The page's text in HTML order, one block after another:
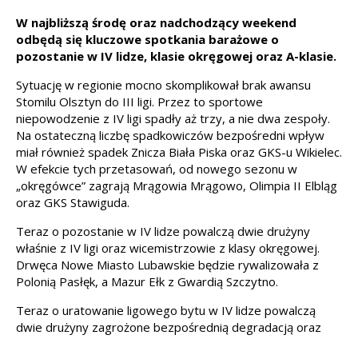
W najbliższą środę oraz nadchodzący weekend
odbędą się kluczowe spotkania barażowe o
pozostanie w IV lidze, klasie okręgowej oraz A-klasie.
Sytuację w regionie mocno skomplikował brak awansu
Stomilu Olsztyn do III ligi. Przez to sportowe
niepowodzenie z IV ligi spadły aż trzy, a nie dwa zespoły.
Na ostateczną liczbę spadkowiczów bezpośredni wpływ
miał również spadek Znicza Biała Piska oraz GKS-u Wikielec.
W efekcie tych przetasowań, od nowego sezonu w
„okręgówce” zagrają Mrągowia Mrągowo, Olimpia II Elbląg
oraz GKS Stawiguda.
Teraz o pozostanie w IV lidze powalczą dwie drużyny
właśnie z IV ligi oraz wicemistrzowie z klasy okręgowej.
Drwęca Nowe Miasto Lubawskie będzie rywalizowała z
Polonią Pasłęk, a Mazur Ełk z Gwardią Szczytno.
Teraz o uratowanie ligowego bytu w IV lidze powalczą
dwie drużyny zagrożone bezpośrednią degradacją oraz